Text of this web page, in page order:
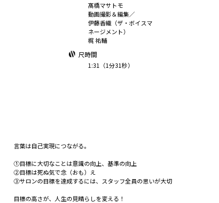
髙橋マサトモ
動画撮影＆編集／
伊藤香織（ザ・ボイスマ
ネージメント）
梶 祐輔
尺時間
1:31（1分31秒）
言葉は自己実現につながる。
①目標に大切なことは意識の向上、基準の向上
②目標は死ぬ気で念（おも）え
③サロンの目標を達成するには、スタッフ全員の思いが大切
目標の高さが、人生の見晴らしを変える！